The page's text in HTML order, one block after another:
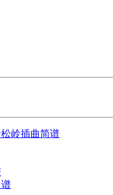
岭插曲简谱